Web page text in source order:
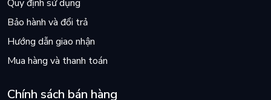
Quy định sử dụng
Bảo hành và đổi trả
Hướng dẫn giao nhận
Mua hàng và thanh toán
Chính sách bán hàng